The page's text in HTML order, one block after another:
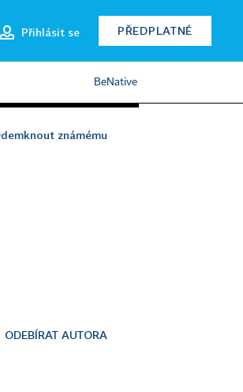
Přihlásit se PŘEDPLATNÉ
BeNative
známému
ODEBÍRAT AUTORA